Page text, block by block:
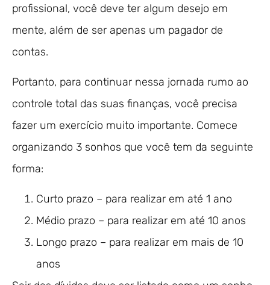
profissional, você deve ter algum desejo em
mente, além de ser apenas um pagador de
contas.
Portanto, para continuar nessa jornada rumo ao
controle total das suas finanças, você precisa
fazer um exercício muito importante. Comece
organizando 3 sonhos que você tem da seguinte
forma:
Curto prazo – para realizar em até 1 ano
Médio prazo – para realizar em até 10 anos
Longo prazo – para realizar em mais de 10
anos